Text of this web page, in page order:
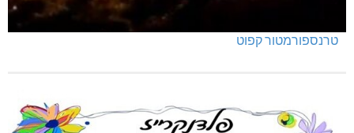
טרנספורמטור קפוט